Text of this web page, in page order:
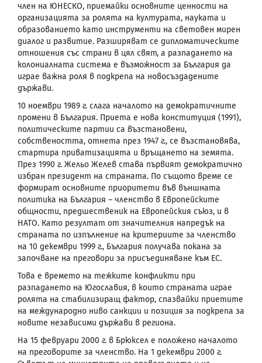
член на ЮНЕСКО, приемайки основните ценности на
организацията за ролята на културата, науката и
образованието като инструменти на световен мирен
диалог и развитие. Разширяват се дипломатическите
отношения със страни в цял свят, а разпадането на
колониалната система е възможност за България да
играе важна роля в подкрепа на новосъздадените
държави.
10 ноември 1989 г. слага началото на демократичните
промени в България. Приета е нова конституция (1991),
политическите партии са възстановени,
собствеността, отнета през 1947 г., се възстановява,
стартира приватизацията и връщането на земята.
През 1990 г. Жельо Желев става първият демократично
избран президент на страната. По същото време се
формират основните приоритети във външната
политика на България – членство в Европейските
общности, предшественик на Европейския съюз, и в
НАТО. Като резултат от значителния напредък на
страната по изпълнение на критериите за членство
на 10 декември 1999 г., България получава покана за
започване на преговори за присъединяване към ЕС.
Това е времето на тежките конфликти при
разпадането на Югославия, в които страната играе
ролята на стабилизиращ фактор, спазвайки приетите
на международно ниво санкции и позиция за подкрепа за
новите независими държави в региона.
На 15 февруари 2000 г. в Брюксел е положено началото
на преговорите за членство. На 1 декември 2000 г.